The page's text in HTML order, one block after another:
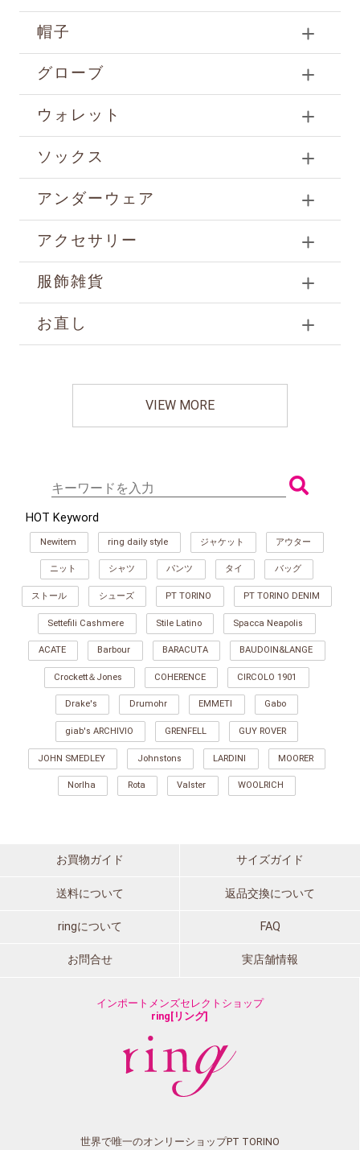
帽子
グローブ
ウォレット
ソックス
アンダーウェア
アクセサリー
服飾雑貨
お直し
VIEW MORE
HOT Keyword
Newitem ring daily style ジャケット アウター
ニット シャツ パンツ タイ バッグ
ストール シューズ PT TORINO PT TORINO DENIM
Settefili Cashmere Stile Latino Spacca Neapolis
ACATE Barbour BARACUTA BAUDOIN&LANGE
Crockett＆Jones COHERENCE CIRCOLO 1901
Drake's Drumohr EMMETI Gabo
giab's ARCHIVIO GRENFELL GUY ROVER
JOHN SMEDLEY Johnstons LARDINI MOORER
Norlha Rota Valster WOOLRICH